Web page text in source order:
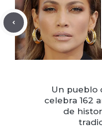
Un pueblo
celebra 162
de